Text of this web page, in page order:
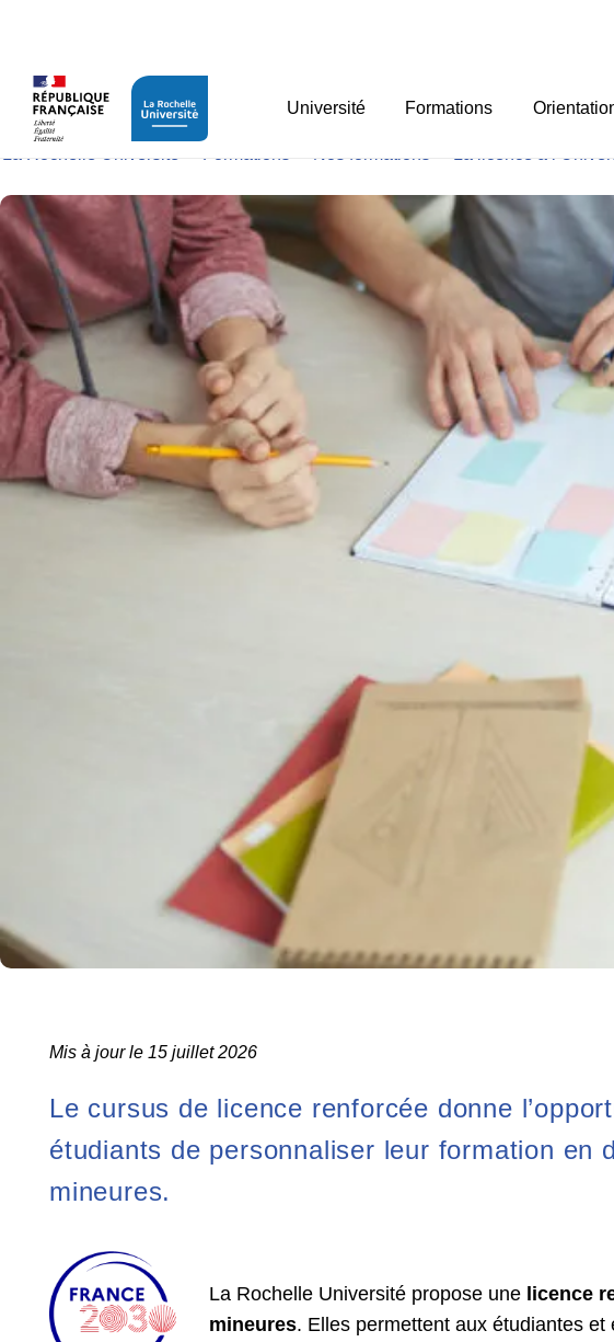
Université Formations
Le dispositif des mineures à
Mis à jour le 15 juillet 2026
Le cursus de licence renforcée donne
étudiants de personnaliser leur formation en
mineures.
La Rochelle Université propose une licence
mineures. Elles permettent aux étudiantes et